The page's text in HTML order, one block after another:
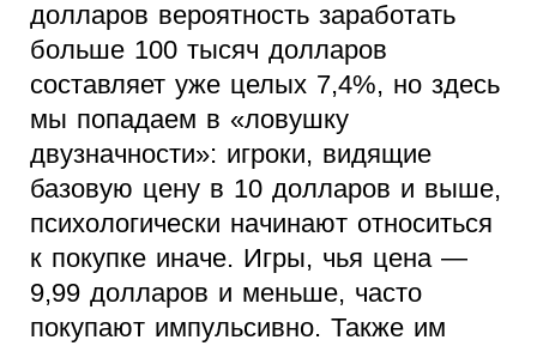
долларов вероятность заработать
больше 100 тысяч долларов
составляет уже целых 7,4%, но здесь
мы попадаем в «ловушку
двузначности»: игроки, видящие
базовую цену в 10 долларов и выше,
психологически начинают относиться
к покупке иначе. Игры, чья цена —
9,99 долларов и меньше, часто
покупают импульсивно. Также им